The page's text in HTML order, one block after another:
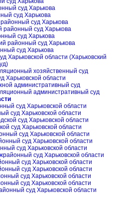
суд Харькова
суд Харькова
суд Харькова
районный суд Харькова
суд Харькова
районный суд Харькова
суд Харькова
Харьковской области (Харьковский
хозяйственный суд
Харьковской области
административный суд
административный суд
суд Харьковской области
суд Харьковской области
суд Харьковской области
суд Харьковской области
суд Харьковской области
суд Харьковской области
суд Харьковской области
суд Харьковской области
суд Харьковской области
суд Харьковской области
суд Харьковской области
суд Харьковской области
суд Харьковской области